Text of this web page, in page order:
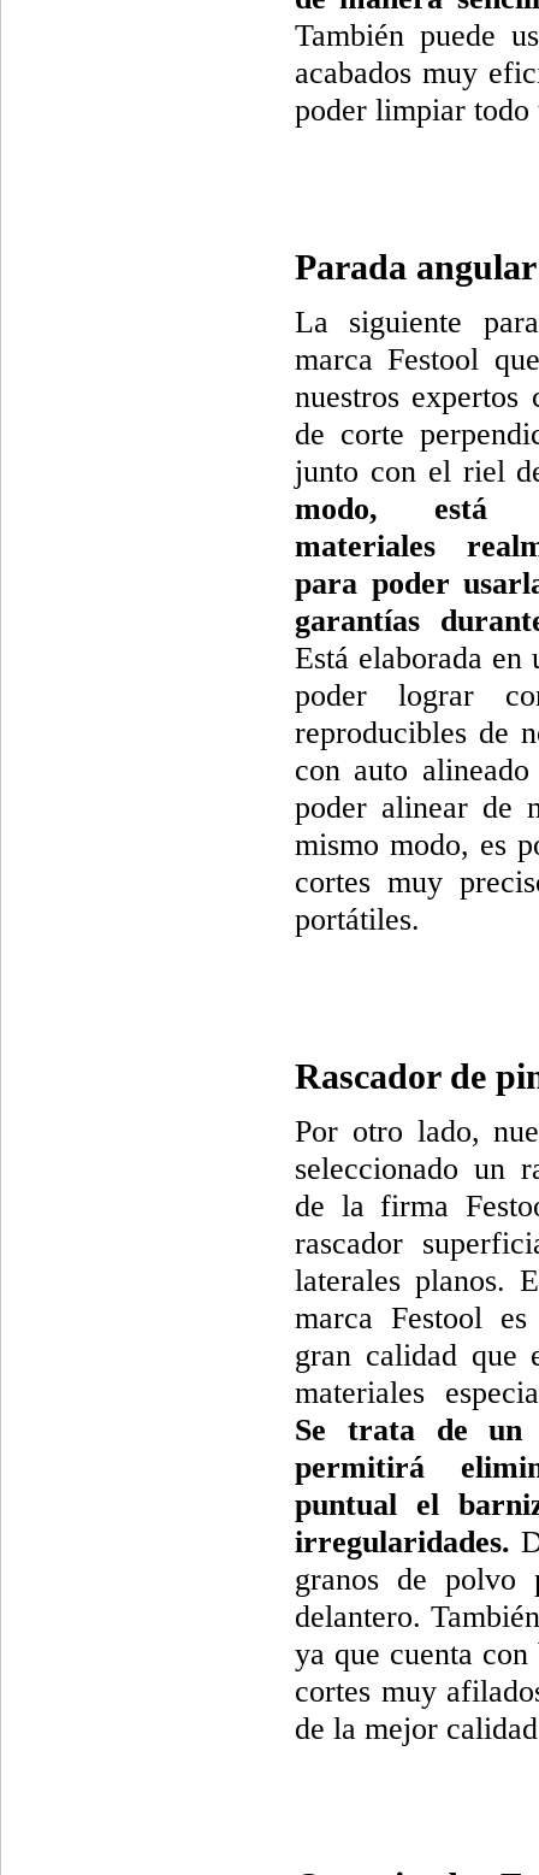
También puede
acabados muy
poder limpiar todo
Parada
La siguiente
marca Festool
nuestros expertos
de corte
junto con el riel
modo, está
materiales
para poder
garantías
Está elaborada en
poder lograr
reproducibles de
con auto
poder alinear de
mismo modo, es
cortes muy
portátiles.
Rascador de
Por otro lado,
seleccionado un
de la firma
rascador
laterales planos.
marca Festool
gran calidad que
materiales
Se trata de un
permitirá
puntual el
irregularidades.
granos de polvo
delantero.
ya que cuenta
cortes muy
de la mejor